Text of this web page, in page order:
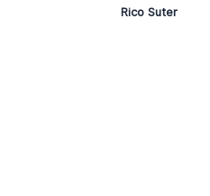
Rico Suter